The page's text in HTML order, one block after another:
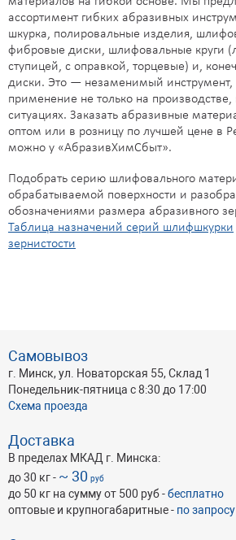
ассортимент гибких абразивных
шкурка, полировальные изделия,
фибровые диски, шлифовальные круги
ступицей, с оправкой, торцевые) и,
диски. Это — незаменимый инструмент,
применение не только на
ситуациях. Заказать абразивные
оптом или в розницу по лучшей цене в
можно у «АбразивХимСбыт».
Подобрать серию шлифовального
обрабатываемой поверхности и
обозначениями размера абразивного
Таблица назначений серий шлифшкурки
зернистости
Самовывоз
г. Минск, ул. Новаторская 55, Склад 1
Понедельник-пятница с 8:30 до 17:00
Схема проезда
Доставка
В пределах МКАД г. Минска:
до 30 кг - ~ 30 руб
до 50 кг на сумму от 500 руб -бесплатно
оптовые и крупногабаритные - по запросу